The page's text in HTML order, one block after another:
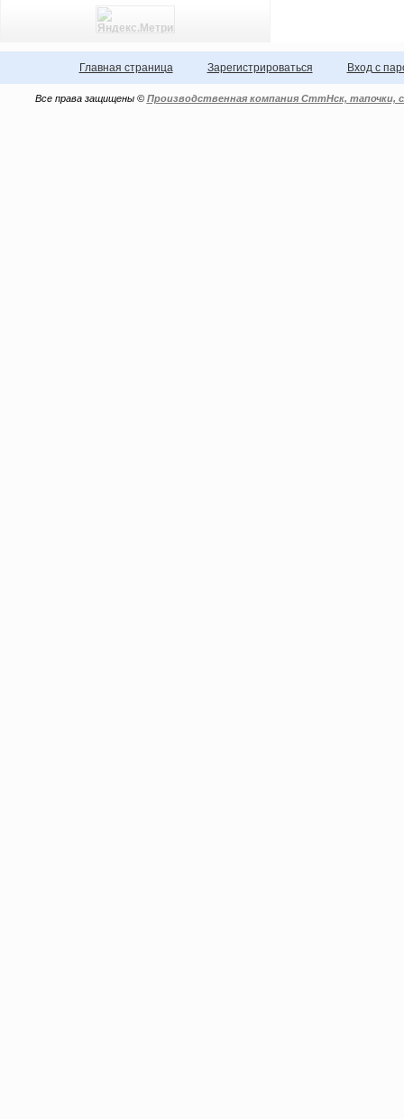
Главная страница Зарегистрироваться Вход с
Все права защищены © Производственная компания СттНск, тапочки,